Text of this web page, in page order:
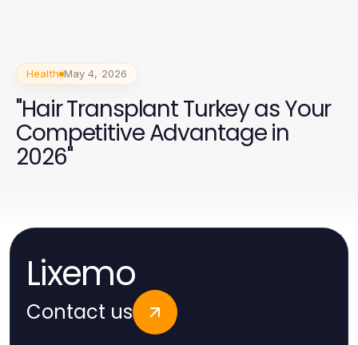
Health May 4, 2026
"Hair Transplant Turkey as Your
Competitive Advantage in
2026"
Lixemo
Contact us